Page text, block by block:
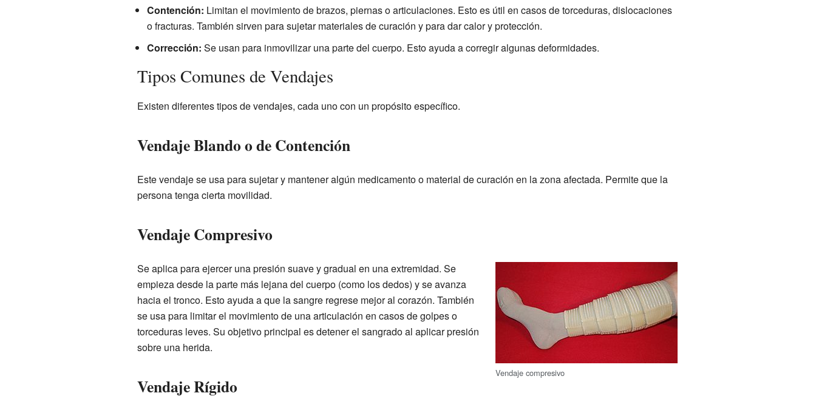
Contención: Limitan el movimiento de brazos, piernas o articulaciones. Esto es útil en casos de torceduras, dislocaciones
o fracturas. También sirven para sujetar materiales de curación y para dar calor y protección.
Corrección: Se usan para inmovilizar una parte del cuerpo. Esto ayuda a corregir algunas deformidades.
Tipos Comunes de Vendajes
Existen diferentes tipos de vendajes, cada uno con un propósito específico.
Vendaje Blando o de Contención
Este vendaje se usa para sujetar y mantener algún medicamento o material de curación en la zona afectada. Permite que la
persona tenga cierta movilidad.
Vendaje Compresivo
Vendaje compresivo
Se aplica para ejercer una presión suave y gradual en una extremidad. Se
empieza desde la parte más lejana del cuerpo (como los dedos) y se avanza
hacia el tronco. Esto ayuda a que la sangre regrese mejor al corazón. También
se usa para limitar el movimiento de una articulación en casos de golpes o
torceduras leves. Su objetivo principal es detener el sangrado al aplicar presión
sobre una herida.
Vendaje Rígido